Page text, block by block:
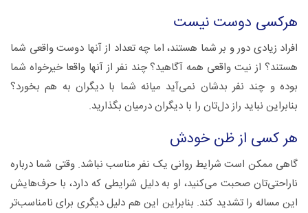
هرکسی دوست نیست
افراد زیادی دور و بر شما هستند، اما چه تعداد از آنها دوست واقعی شما
هستند؟ از نیت واقعی همه آگاهید؟ چند نفر از آنها واقعا خیرخواه شما
بوده و چند نفر بدشان نمی‌آید میانه شما با دیگران به هم بخورد؟
بنابراین نباید راز دل‌تان را با دیگران درمیان بگذارید.
هر کسی از ظن خودش
گاهی ممکن است شرایط روانی یک نفر مناسب نباشد. وقتی شما درباره
ناراحتی‌تان صحبت می‌کنید، او به دلیل شرایطی که دارد، با حرف‌هایش
این مساله را تشدید کند. بنابراین این هم دلیل دیگری برای نامناسب‌تر